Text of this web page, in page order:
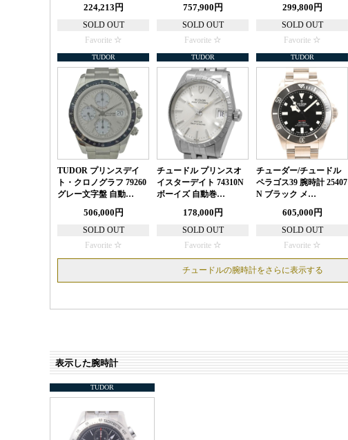
224,213円
SOLD OUT
Favorite
757,900円
SOLD OUT
Favorite
299,800円
SOLD OUT
Favorite
TUDOR
TUDOR プリンスデイ
ト・クロノグラフ 79260
グレー文字盤 自動…
506,000円
SOLD OUT
Favorite
TUDOR
チュードル プリンスオ
イスターデイト 74310N
ボーイズ 自動巻…
178,000円
SOLD OUT
Favorite
TUDOR
チューダー/チュードル
ペラゴス39 腕時計 25407
N ブラック メ…
605,000円
SOLD OUT
Favorite
チュードルの腕時計をさらに表示する
表示した腕時計
TUDOR